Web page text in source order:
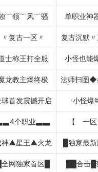
﹌领﹌风﹌骚 单职业神
〃复古一区〃 复古沉默
士称王打全服 小怪也能
龙教主爆终极 法师扫图◆
球首发震撼开启 ·小怪爆
个职业▃▃ 【 一
神▲星王▲火龙 █独家最
█全网独家首区█ ██合击